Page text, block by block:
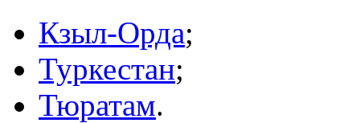
Кзыл-Орда;
Туркестан;
Тюратам.